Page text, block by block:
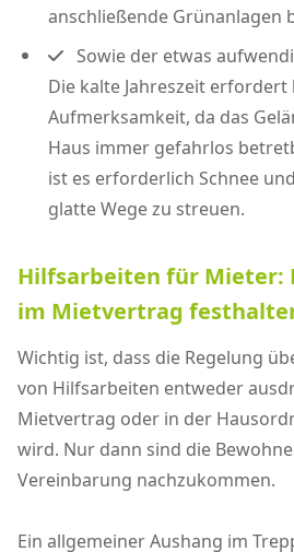
anschließende Grünanlagen
Sowie der etwas
Die kalte Jahreszeit
Aufmerksamkeit, da das
Haus immer gefahrlos
ist es erforderlich Schnee
glatte Wege zu streuen.
Hilfsarbeiten für Mieter:
im Mietvertrag
Wichtig ist, dass die Regelung
von Hilfsarbeiten entweder
Mietvertrag oder in der
wird. Nur dann sind die
Vereinbarung nachzukommen.
Ein allgemeiner Aushang im